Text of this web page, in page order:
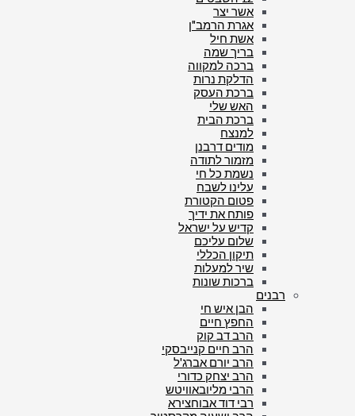
אשר יצר
אגרת הרמב"ן
אשת חיל
בריך שמה
ברכה למקווה
הדלקת נרות
ברכת העסק
האש שלי
ברכת הבית
למנצח
מודים דרבנן
מזמור לתודה
נשמת כל חי
עלינו לשבח
פטום הקטורת
פותח את ידיך
קדיש על ישראל
שלום עליכם
תיקון הכללי
שיר למעלות
ברכות שונות
רבנים
הבן איש חי
החפץ חיים
הרב דב קוק
הרב חיים קנייבסקי
הרב יורם אברג'ל
הרב יצחק כדורי
הרבי מליובאוויטש
רבי דוד אבוחצירא